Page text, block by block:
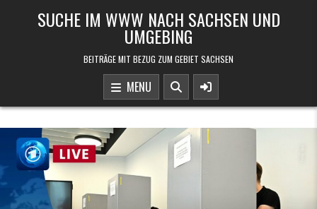
SUCHE IM WWW NACH SACHSEN UND
UMGEBING
BEITRÄGE MIT BEZUG ZUM GEBIET SACHSEN
MENU